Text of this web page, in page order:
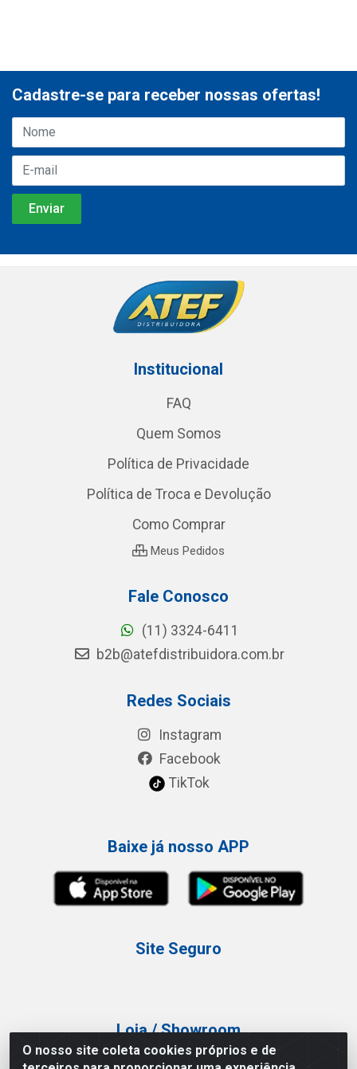
O nosso site coleta cookies próprios e de
Cadastre-se para receber nossas ofertas!
Quem Somos
Política de Privacidade
Meus Pedidos
b2b@atefdistribuidora.com.br
Facebook
TikTok
Loja / Showroom
Tel.: (11) 3227-0546